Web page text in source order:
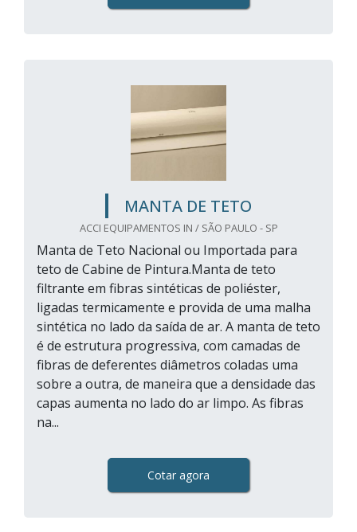
MANTA DE TETO
ACCI EQUIPAMENTOS IN / SÃO PAULO - SP
Manta de Teto Nacional ou Importada para
teto de Cabine de Pintura.Manta de teto
filtrante em fibras sintéticas de poliéster,
ligadas termicamente e provida de uma malha
sintética no lado da saída de ar. A manta de teto
é de estrutura progressiva, com camadas de
fibras de deferentes diâmetros coladas uma
sobre a outra, de maneira que a densidade das
capas aumenta no lado do ar limpo. As fibras
na...
Cotar agora